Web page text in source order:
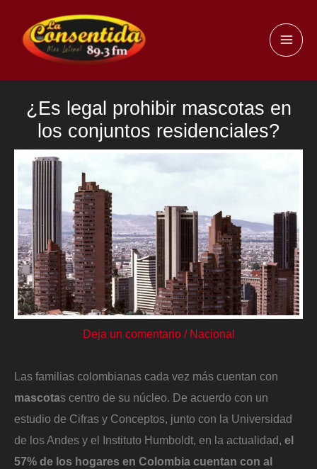
contenido
¿Es legal prohibir mascotas en
los conjuntos residenciales?
Deja un comentario / Nacional
Las familias colombianas cada vez más cuentan con
mascotas centro de su núcleo. De acuerdo con un
estudio de Cifras y Conceptos, junto con la Universidad
de los Andes y el Instituto Humboldt, en la actualidad, el
57% de los hogares en Colombia cuentan con al